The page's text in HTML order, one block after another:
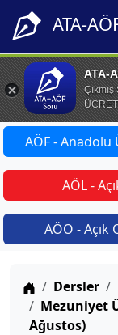
ATA-
ATA-
AÖF - Anadolu
AÖL -
AÖO - Açık
Anasayfa
Dersler
Mezuniyet
Ağustos)